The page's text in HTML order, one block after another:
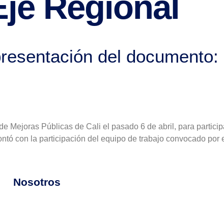
del documento:
Mejoras Públicas de Cali el pasado 6 de abril, para
con la participación del equipo de trabajo convocado por
Nosotros